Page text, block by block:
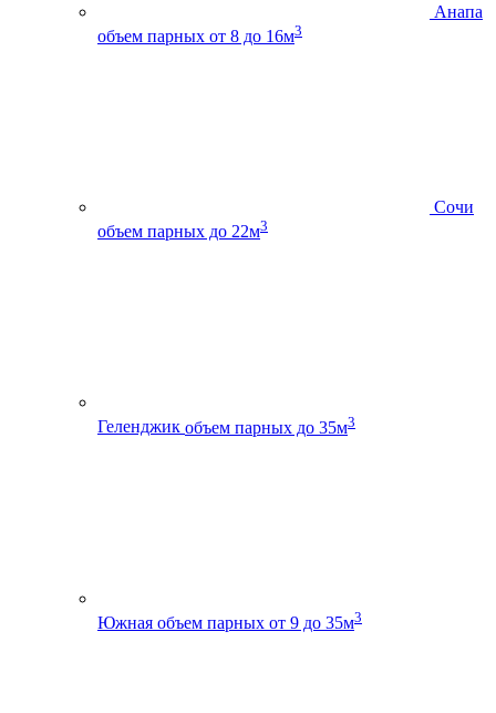
Анапа
объем парных от 8 до 16м3
Сочи
объем парных до 22м3
Геленджик объем парных до 35м3
Южная объем парных от 9 до 35м3